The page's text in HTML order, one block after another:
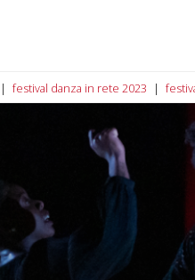
festival danza in rete 2023